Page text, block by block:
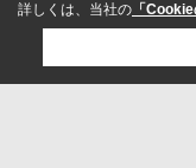
詳しくは、当社の 「